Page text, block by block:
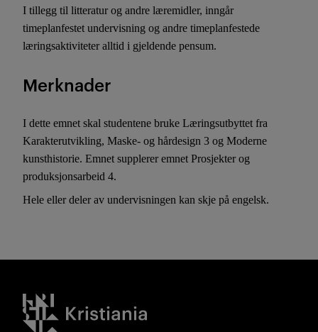
I tillegg til litteratur og andre læremidler, inngår
timeplanfestet undervisning og andre timeplanfestede
læringsaktiviteter alltid i gjeldende pensum.
Merknader
I dette emnet skal studentene bruke Læringsutbyttet fra
Karakterutvikling, Maske- og hårdesign 3 og Moderne
kunsthistorie. Emnet supplerer emnet Prosjekter og
produksjonsarbeid 4.
Hele eller deler av undervisningen kan skje på engelsk.
Kristiania logo